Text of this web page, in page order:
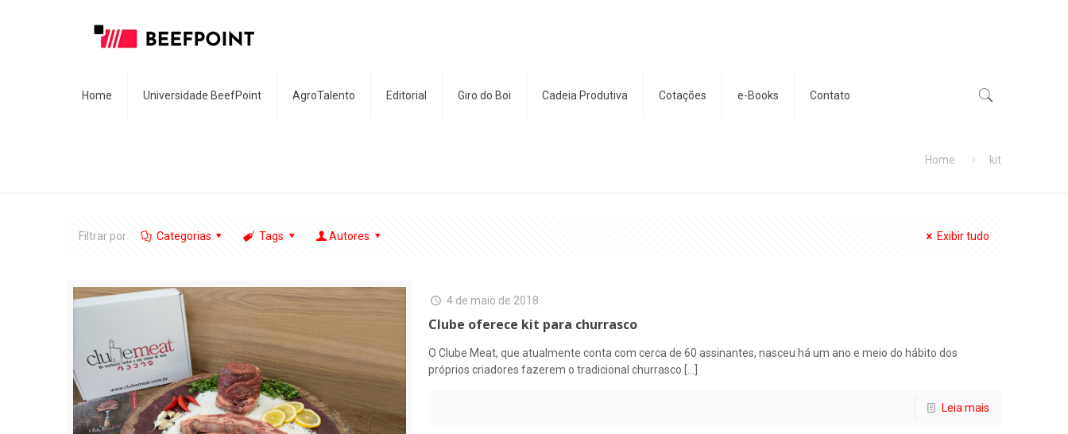
Home Universidade BeefPoint AgroTalento Editorial Giro do Boi Cadeia Produtiva Cotações e-Books Contato
Home kit
Filtrar por Categorias Tags Autores Exibir tudo
4 de maio de 2018
Clube oferece kit para churrasco
O Clube Meat, que atualmente conta com cerca de 60 assinantes, nasceu há um ano e meio do hábito dos
próprios criadores fazerem o tradicional churrasco
Leia mais